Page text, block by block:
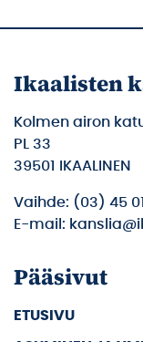
Ikaalisten
Kolmen airon
PL 33
39501 IKAALINEN
Vaihde: (03) 45
E-mail:
Pääsivut
ETUSIVU